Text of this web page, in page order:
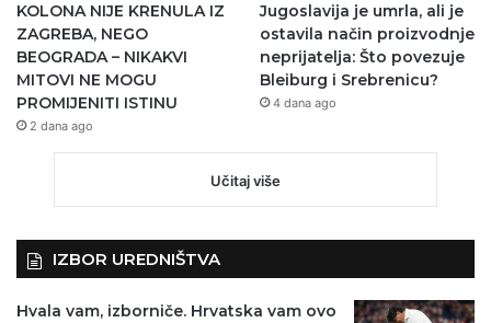
KOLONA NIJE KRENULA IZ
ZAGREBA, NEGO
BEOGRADA – NIKAKVI
MITOVI NE MOGU
PROMIJENITI ISTINU
2 dana ago
Jugoslavija je umrla, ali je
ostavila način proizvodnje
neprijatelja: Što povezuje
Bleiburg i Srebrenicu?
4 dana ago
Učitaj više
IZBOR UREDNIŠTVA
Hvala vam, izborniče. Hrvatska vam ovo